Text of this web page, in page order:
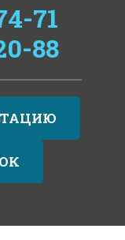
71
88